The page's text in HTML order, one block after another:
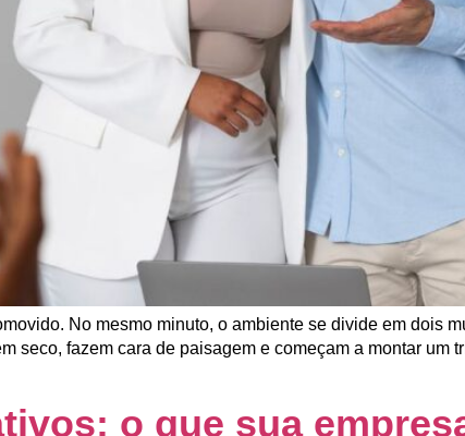
No mesmo minuto, o ambiente se divide em dois
seco, fazem cara de paisagem e começam a montar
o que sua